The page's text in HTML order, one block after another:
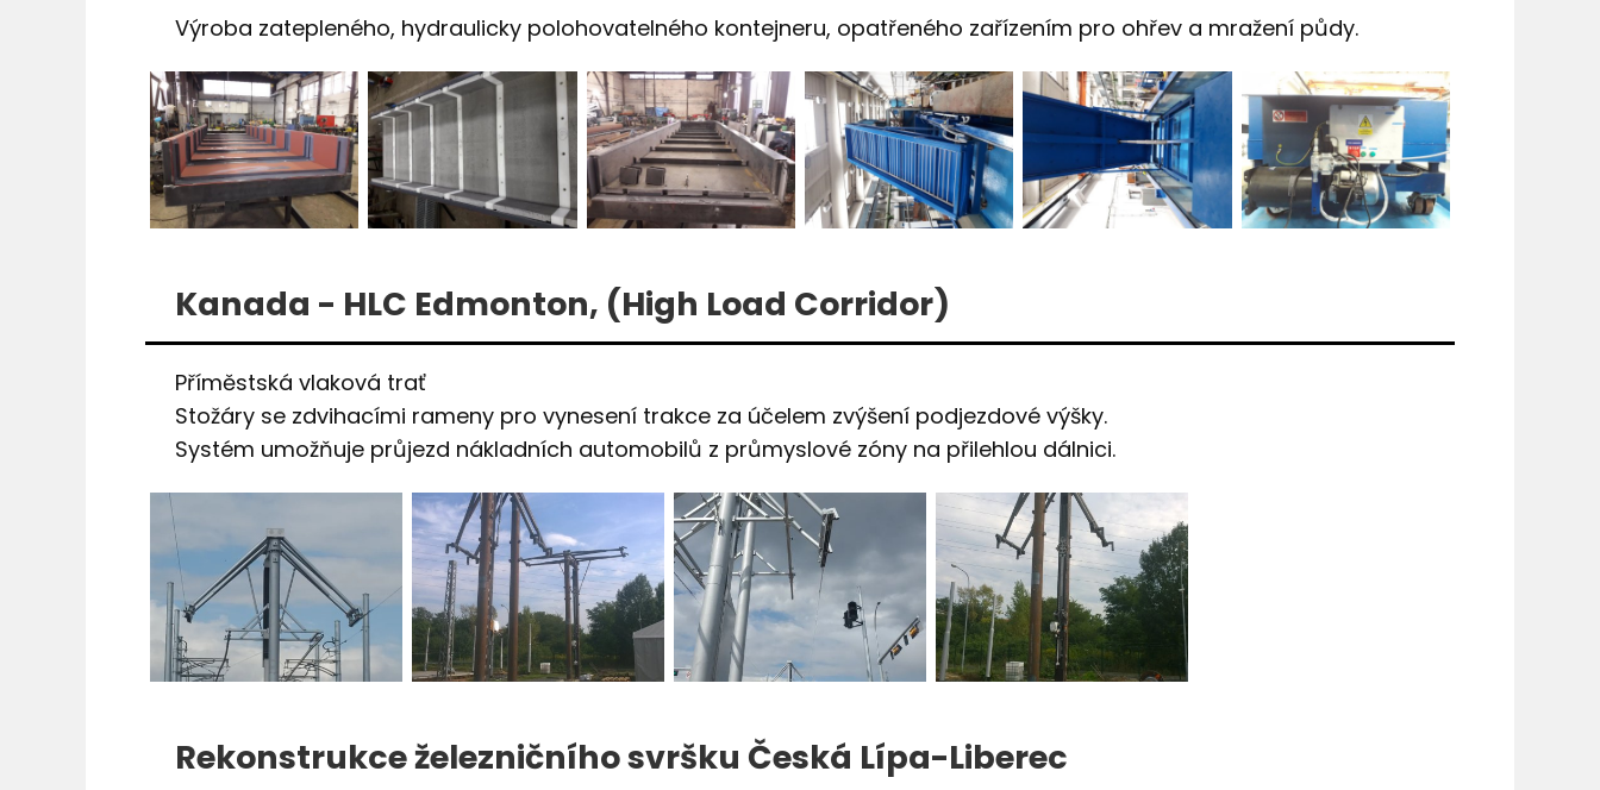
Výroba zatepleného, hydraulicky polohovatelného kontejneru, opatřeného zařízením pro ohřev a mražení půdy.
Kanada - HLC Edmonton, (High Load Corridor)
Příměstská vlaková trať
Stožáry se zdvihacími rameny pro vynesení trakce za účelem zvýšení podjezdové výšky.
Systém umožňuje průjezd nákladních automobilů z průmyslové zóny na přilehlou dálnici.
Rekonstrukce železničního svršku Česká Lípa-Liberec